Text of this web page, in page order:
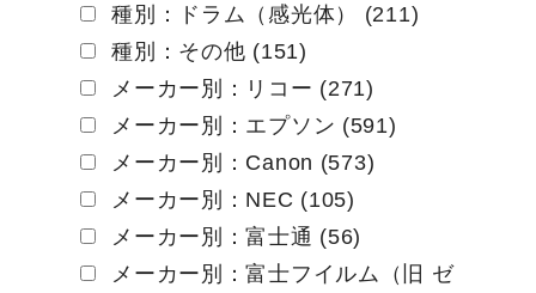
種別：ドラム（感光体） (211)
種別：その他 (151)
メーカー別：リコー (271)
メーカー別：エプソン (591)
メーカー別：Canon (573)
メーカー別：NEC (105)
メーカー別：富士通 (56)
メーカー別：富士フイルム（旧 ゼ